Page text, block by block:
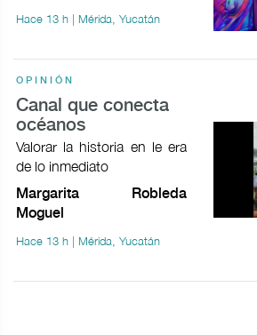
Hace 13 h | Mérida, Yucatán
OPINIÓN
Canal que conecta
océanos
Valorar la historia en le era
de lo inmediato
Margarita Robleda
Moguel
Hace 13 h | Mérida, Yucatán